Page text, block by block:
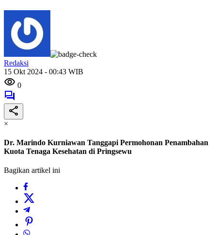
Redaksi
15 Okt 2024 - 00:43 WIB
0
×
Dr. Marindo Kurniawan Tanggapi Permohonan Penambahan
Kuota Tenaga Kesehatan di Pringsewu
Bagikan artikel ini